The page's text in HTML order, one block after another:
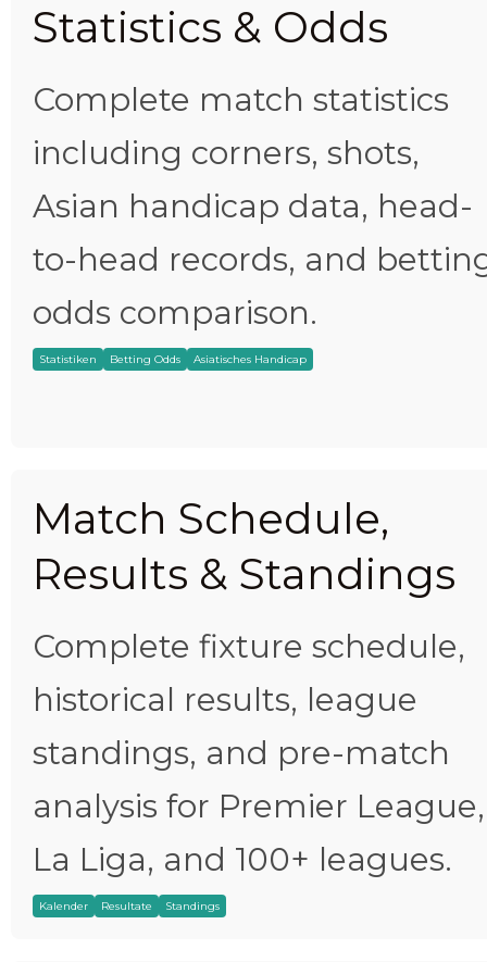
Statistics & Odds
Complete match statistics
including corners, shots,
Asian handicap data, head-
to-head records, and
odds comparison.
Statistiken Betting Odds Asiatisches Handicap
Match Schedule,
Results & Standings
Complete fixture schedule,
historical results, league
standings, and pre-match
analysis for Premier League,
La Liga, and 100+ leagues.
Kalender Resultate Standings